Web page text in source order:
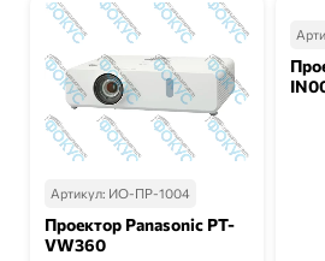
Артикул: ИО-ПР-1004
Проектор Panasonic PT-
VW360